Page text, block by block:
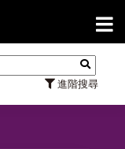
進階搜尋
【